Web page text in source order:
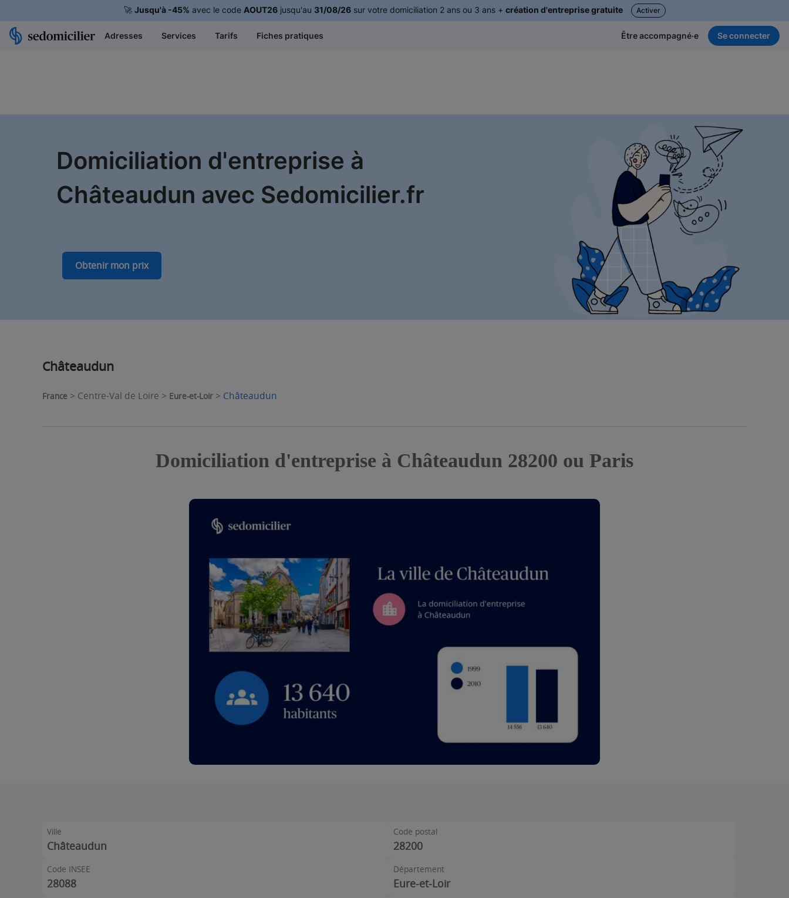
🚀 Jusqu'à -45% avec le code AOUT26jusqu'au 31/08/26sur votre domiciliation 2 ans ou 3 ans + création d'entreprise gratuite Activer
Adresses Services Tarifs Fiches pratiques Être accompagné·e Se connecter
Domiciliation d'entreprise à
Châteaudun avec Sedomicilier.fr
Obtenir mon prix
Châteaudun
France > Centre-Val de Loire > Eure-et-Loir > Châteaudun
Domiciliation d'entreprise à Châteaudun 28200 ou Paris
Ville
Châteaudun
Code postal
28200
Code INSEE
28088
Département
Eure-et-Loir